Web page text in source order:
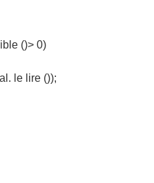
()> 0)
le lire ());